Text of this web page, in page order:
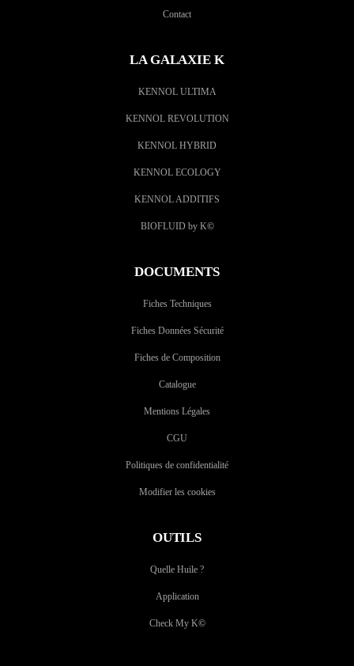
Contact
LA GALAXIE K
KENNOL ULTIMA
KENNOL REVOLUTION
KENNOL HYBRID
KENNOL ECOLOGY
KENNOL ADDITIFS
BIOFLUID by K©
DOCUMENTS
Fiches Techniques
Fiches Données Sécurité
Fiches de Composition
Catalogue
Mentions Légales
CGU
Politiques de confidentialité
Modifier les cookies
OUTILS
Quelle Huile ?
Application
Check My K©